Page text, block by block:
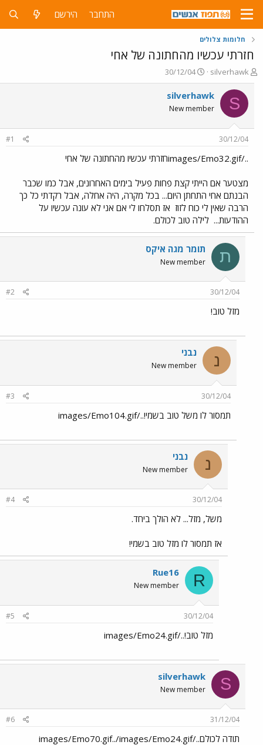
התחבר הירשם
חלומות צלולים
חזרתי עכשיו מהחתונה של אחי
פ
ו
ת
ח
ה
ש
silverhawk
פ
ו
ר
ם
ר
30/12/04
S
silverhawk
New member
30/12/04
#1
../images/Emo32.gifחזרתי עכשיו מהחתונה של אחי
מצטער אם הייתי קצת פחות פעיל בימים האחרונים, אבל כמו שכבר
הבנתם אחי התחתן היום... בכל מקרה, היה אחלה, אבל רקדתי כל כך
הרבה שאין לי כוח לזוז אז תסלחו לי אם אני לא עונה עכשיו על
ההודעות... לילה טוב לכולם.
ת תומר מגה איקס
New member
30/12/04
#2
מזל טוב!
נ נבני
New member
30/12/04
#3
תמסור לו משל טוב בשמי!../images/Emo104.gif
נ נבני
New member
30/12/04
#4
משל, מזל... לא הולך ביחד.
אז תמסור לו מזל טוב בשמי!
R
Rue16
New member
30/12/04
#5
מזל טוב!../images/Emo24.gif
S
silverhawk
New member
31/12/04
#6
תודה לכולם../images/Emo70.gif../images/Emo24.gif